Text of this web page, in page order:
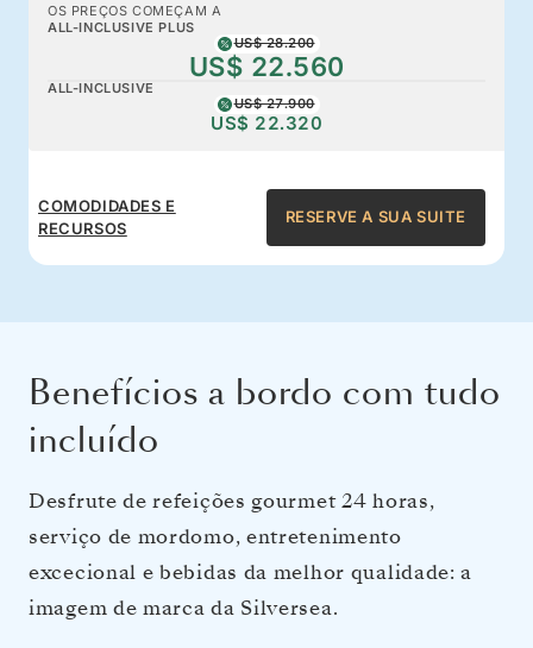
OS PREÇOS COMEÇAM A
ALL-INCLUSIVE PLUS
US$ 28.200
US$ 22.560
ALL-INCLUSIVE
US$ 27.900
US$ 22.320
COMODIDADES E
RECURSOS
RESERVE A SUA SUITE
Benefícios a bordo com tudo
incluído
Desfrute de refeições gourmet 24 horas,
serviço de mordomo, entretenimento
excecional e bebidas da melhor qualidade: a
imagem de marca da Silversea.